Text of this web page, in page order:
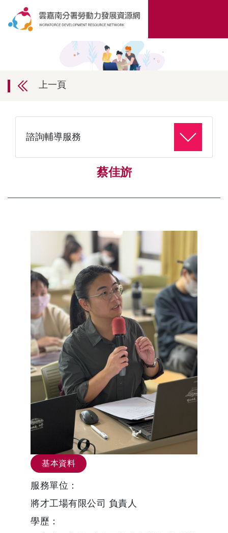
上一頁
諮詢輔導服務
蔡佳旂
基本資料
服務單位：
將才工場有限公司 負責人
學歷：